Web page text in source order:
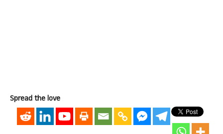
Spread the love